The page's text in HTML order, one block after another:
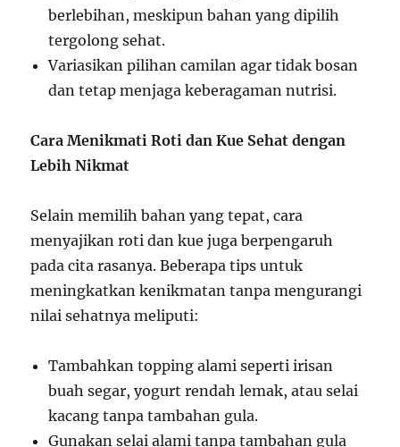
berlebihan, meskipun bahan yang dipilih
tergolong sehat.
Variasikan pilihan camilan agar tidak bosan
dan tetap menjaga keberagaman nutrisi.
Cara Menikmati Roti dan Kue Sehat dengan
Lebih Nikmat
Selain memilih bahan yang tepat, cara
menyajikan roti dan kue juga berpengaruh
pada cita rasanya. Beberapa tips untuk
meningkatkan kenikmatan tanpa mengurangi
nilai sehatnya meliputi:
Tambahkan topping alami seperti irisan
buah segar, yogurt rendah lemak, atau selai
kacang tanpa tambahan gula.
Gunakan selai alami tanpa tambahan gula